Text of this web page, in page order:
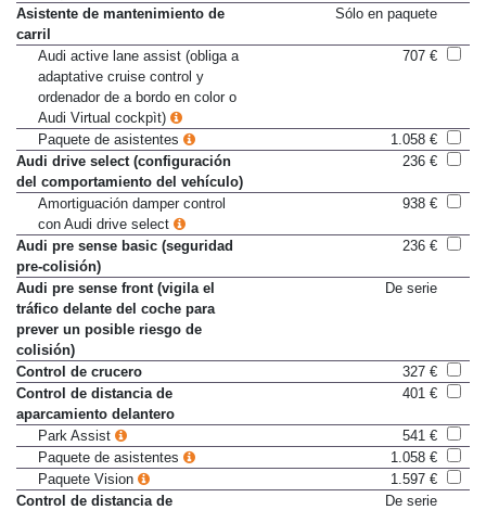
Paquete de asistentes
1.058 €
Asistente de mantenimiento de
carril
Audi active lane assist (obliga a
adaptative cruise control y
ordenador de a bordo en color o
Audi Virtual cockpìt)
Paquete de asistentes
1.058 €
Audi drive select (configuración
del comportamiento del vehículo)
Amortiguación damper control
con Audi drive select
Audi pre sense basic (seguridad
pre-colisión)
Audi pre sense front (vigila el
tráfico delante del coche para
prever un posible riesgo de
colisión)
Control de crucero
327 €
Control de distancia de
aparcamiento delantero
Park Assist
541 €
Paquete de asistentes
1.058 €
Paquete Vision
1.597 €